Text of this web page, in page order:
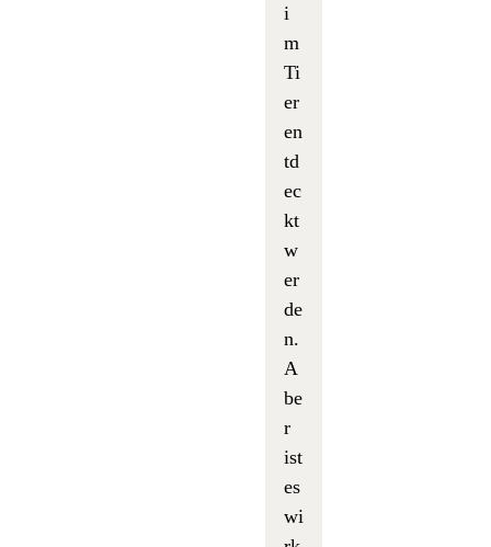
i
m
Ti
er
en
td
ec
kt
w
er
de
n.
A
be
r
ist
es
wi